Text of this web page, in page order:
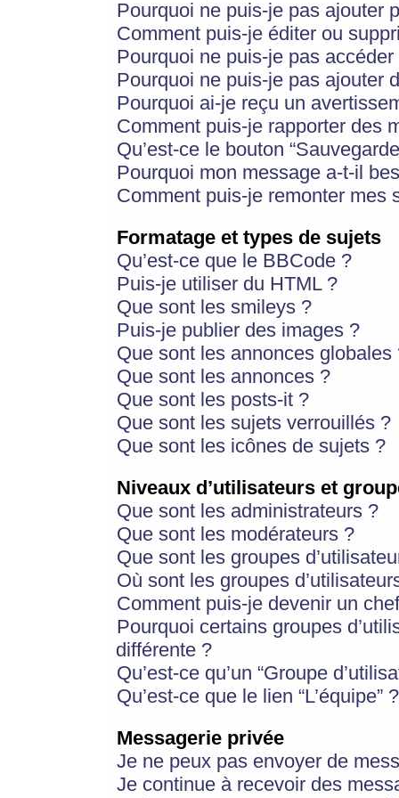
Pourquoi ne puis-je pas ajouter
Comment puis-je éditer ou
Pourquoi ne puis-je pas
Pourquoi ne puis-je pas ajouter
Pourquoi ai-je reçu un
Comment puis-je rapporter des
Qu’est-ce le bouton
Pourquoi mon message a-t-il
Comment puis-je remonter mes
Formatage et types de sujets
Qu’est-ce que le BBCode ?
Puis-je utiliser du HTML ?
Que sont les smileys ?
Puis-je publier des images ?
Que sont les annonces globales
Que sont les annonces ?
Que sont les posts-it ?
Que sont les sujets verrouillés ?
Que sont les icônes de sujets ?
Niveaux d’utilisateurs et
Que sont les administrateurs ?
Que sont les modérateurs ?
Que sont les groupes
Où sont les groupes
Comment puis-je devenir un
Pourquoi certains groupes
différente ?
Qu’est-ce qu’un “Groupe
Qu’est-ce que le lien “L’équipe” ?
Messagerie privée
Je ne peux pas envoyer de
Je continue à recevoir des